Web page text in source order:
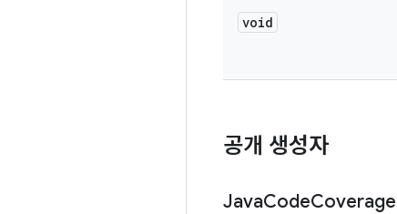
void
공개 생성자
JavaCodeCoverage